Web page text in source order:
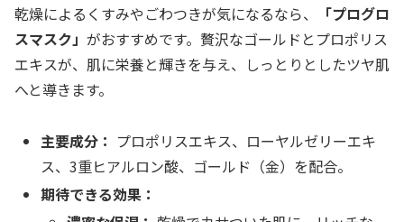
乾燥によるくすみやごわつきが気になるなら、
「プログロ
スマスク」 がおすすめです。贅沢なゴールドとプロポリス
エキスが、肌に栄養と輝きを与え、しっとりとしたツヤ肌
へと導きます。
主要成分： プロポリスエキス、ローヤルゼリーエキ
ス、3重ヒアルロン酸、ゴールド（金）を配合。
期待できる効果：